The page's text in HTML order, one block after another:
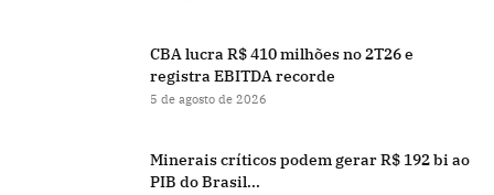
CBA lucra R$ 410 milhões no 2T26 e
registra EBITDA recorde
5 de agosto de 2026
Minerais críticos podem gerar R$ 192 bi ao
PIB do Brasil...